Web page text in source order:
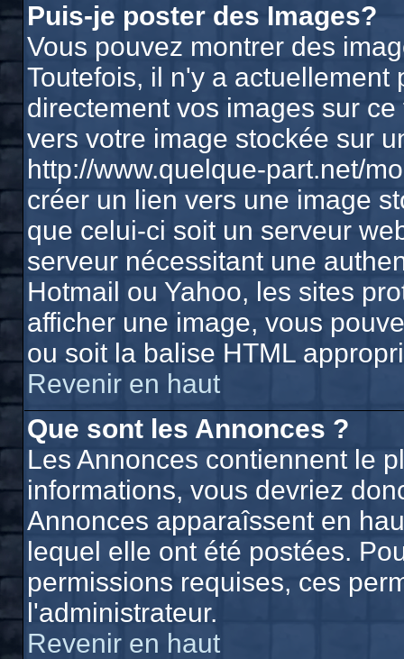
Puis-je poster des Images?
Vous pouvez montrer des
Toutefois, il n'y a
directement vos images sur
vers votre image stockée sur
http://www.quelque-part.net/
créer un lien vers une image
que celui-ci soit un serveur
serveur nécessitant une
Hotmail ou Yahoo, les sites
afficher une image, vous
ou soit la balise HTML
Revenir en haut
Que sont les Annonces ?
Les Annonces contiennent le
informations, vous devriez
Annonces apparaîssent en
lequel elle ont été postées.
permissions requises, ces
l'administrateur.
Revenir en haut